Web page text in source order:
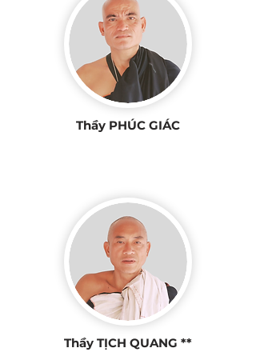
Thầy PHÚC GIÁC
Thầy TỊCH QUANG **